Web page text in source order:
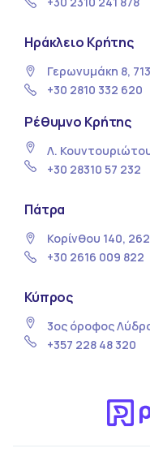
Ηράκλειο Κρήτης
Γερωνυμάκη 8,
+30 2810 332 620
Ρέθυμνο Κρήτης
Λ.
+30 28310 57 232
Πάτρα
Κορίνθου 140,
+30 2616 009 822
Κύπρος
3ος όροφος
+357 228 48 320